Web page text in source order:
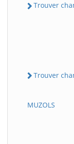
Trouver
Trouver
MUZOLS